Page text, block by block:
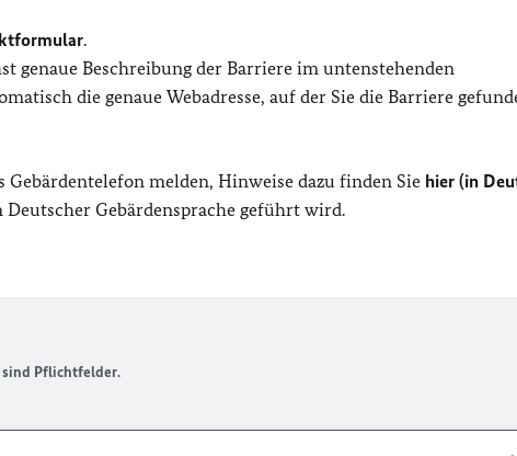
.
genaue Beschreibung der Barriere im untenstehenden
die genaue Webadresse, auf der Sie die Barriere
melden, Hinweise dazu finden Sie hier (in
Deutscher Gebärdensprache geführt wird.
sind Pflichtfelder.